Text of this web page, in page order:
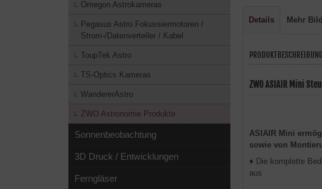
Details Mehr
PRODUKTBESCHREIBUNG
ZWO ASIAIR Mini
ASIAIR Mini
sowie von
♦ Die komplette
aus
Omegon Astrokameras
Pegasus Astro Fokussiermotoren /
Strom-/Datenverteiler / Kabel
ToupTek Astro
TS-Optics Kameras
WandererAstro
ZWO Astronomie Produkte
Sonnenbeobachtung
3D Druck / Entwicklungen
Ferngläser